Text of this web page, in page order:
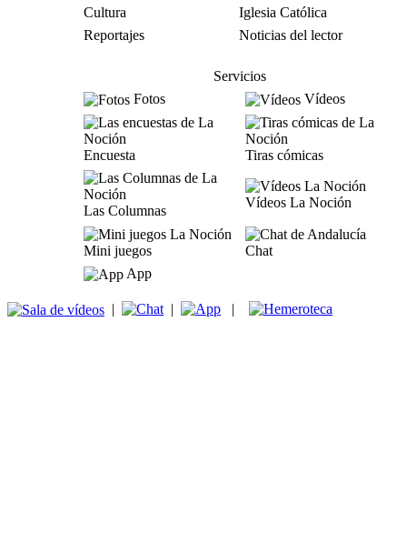
Cultura
Iglesia Católica
Reportajes
Noticias del lector
Servicios
Fotos
Vídeos
Encuesta Tiras cómicas
Las Columnas
Vídeos La Noción
Mini juegos
Chat
App
| | |